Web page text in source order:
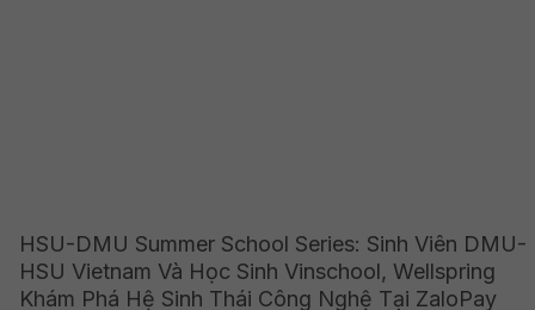
HSU-DMU Summer School Series: Sinh Viên DMU-
HSU Vietnam Và Học Sinh Vinschool, Wellspring
Khám Phá Hệ Sinh Thái Công Nghệ Tại ZaloPay